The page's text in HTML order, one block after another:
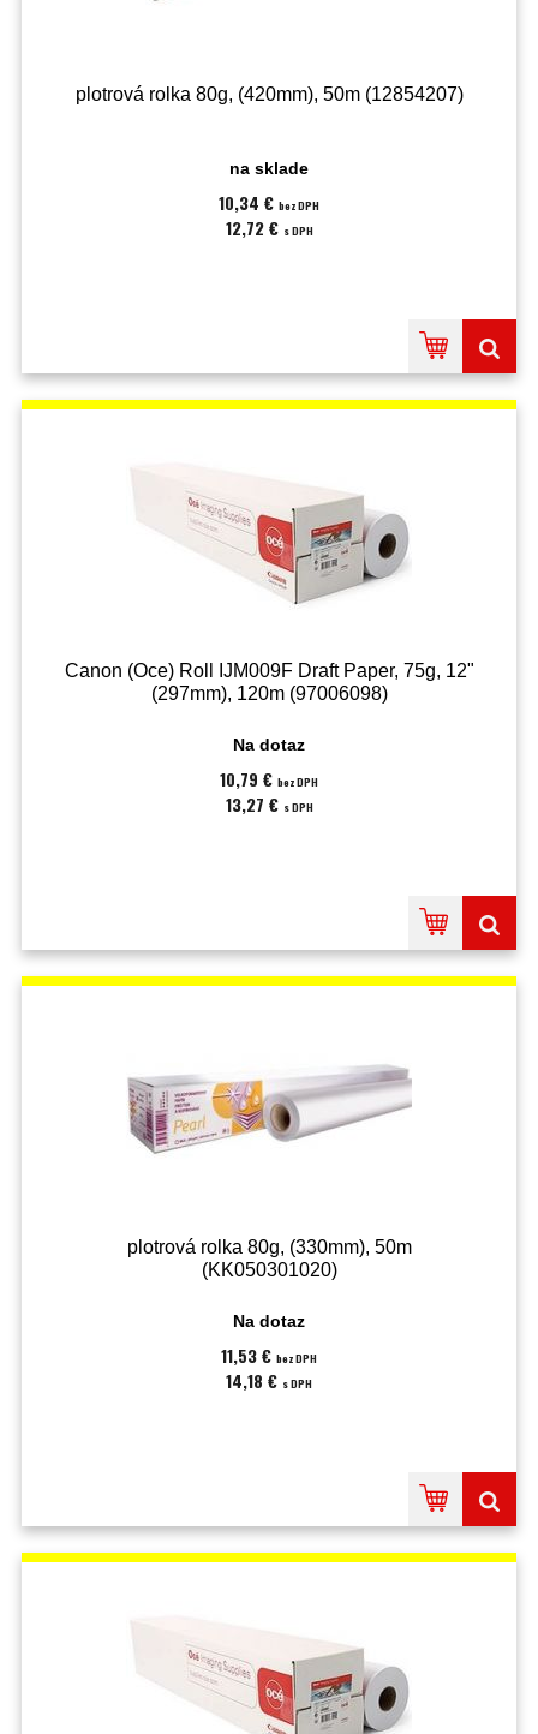
plotrová rolka 80g, (420mm), 50m (12854207)
na sklade
10,34 € bez DPH
12,72 € s DPH
Canon (Oce) Roll IJM009F Draft Paper, 75g, 12"
(297mm), 120m (97006098)
Na dotaz
10,79 € bez DPH
13,27 € s DPH
plotrová rolka 80g, (330mm), 50m
(KK050301020)
Na dotaz
11,53 € bez DPH
14,18 € s DPH